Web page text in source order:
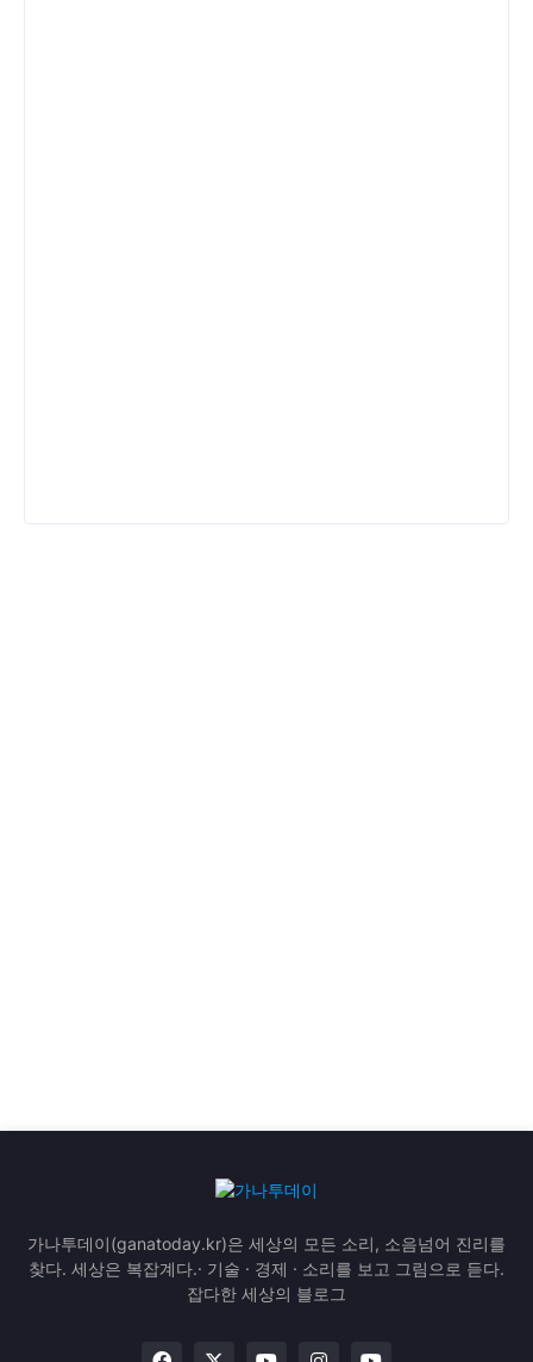
가나투데이(ganatoday.kr)은 세상의 모든 소리, 소음넘어 진리를
찾다. 세상은 복잡계다.· 기술 · 경제 · 소리를 보고 그림으로 듣다.
잡다한 세상의 블로그